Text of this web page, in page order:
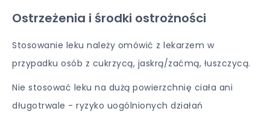
Ostrzeżenia i środki ostrożności
Stosowanie leku należy omówić z lekarzem w
przypadku osób z cukrzycą, jaskrą/zaćmą, łuszczycą.
Nie stosować leku na dużą powierzchnię ciała ani
długotrwale - ryzyko uogólnionych działań